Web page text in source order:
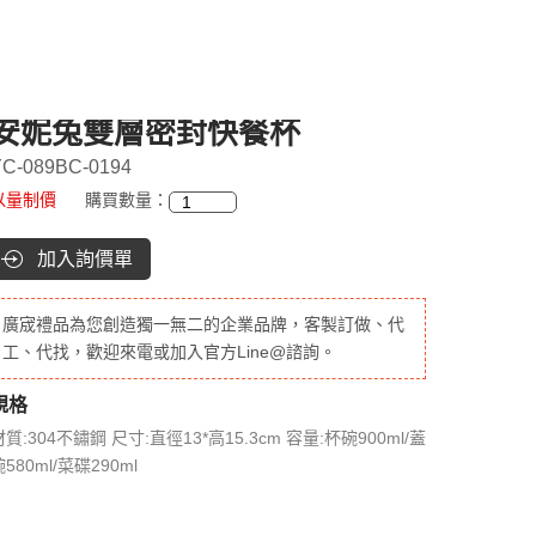
妮兔雙層密封快餐杯
089BC-0194
量制價 購買數量：
加入詢價單
廣宬禮品為您創造獨一無二的企業品牌，客製訂做、代
工、代找，歡迎來電或加入官方Line@諮詢。
格
質:304不鏽鋼 尺寸:直徑13*高15.3cm 容量:杯碗900ml/蓋
580ml/菜碟290ml